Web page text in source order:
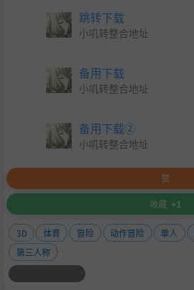
跳转下载
小叽转整合地址
备用下载
小叽转整合地址
备用下载②
小叽转整合地址
赞
收藏 +1
3D 体育 冒险 动作冒险 单人
第三人称